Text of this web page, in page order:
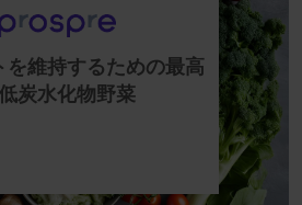
を維持するための最高
炭水化物野菜